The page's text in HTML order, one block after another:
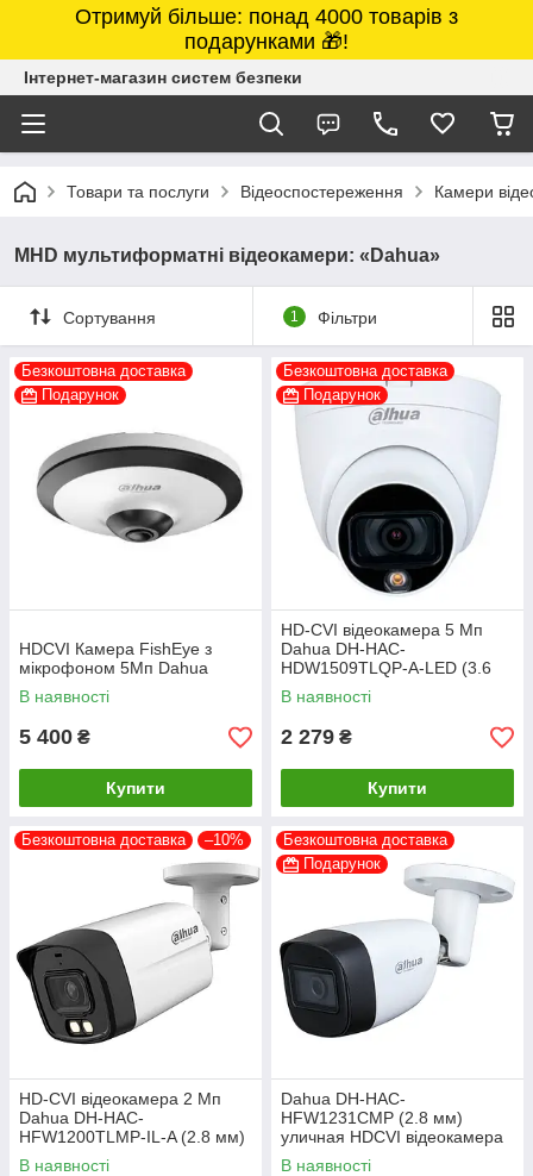
Отримуй більше: понад 4000 товарів з
подарунками 🎁!
Інтернет-магазин систем безпеки
Товари та послуги Відеоспостереження Камери
MHD мультиформатні відеокамери: «Dahua»
Сортування 1 Фільтри
Безкоштовна доставка
Подарунок
HDCVI Камера FishEye з
мікрофоном 5Мп Dahua
В наявності
5 400 ₴
Купити
Безкоштовна доставка
Подарунок
HD-CVI відеокамера 5 Мп
Dahua DH-HAC-
HDW1509TLQP-A-LED (3.6
мм)
В наявності
2 279 ₴
Купити
Безкоштовна доставка –10%
HD-CVI відеокамера 2 Мп
Dahua DH-HAC-
HFW1200TLMP-IL-A (2.8 мм)
В наявності
Безкоштовна доставка
Подарунок
Dahua DH-HAC-
HFW1231CMP (2.8 мм)
уличная HDCVI відеокамера
2 Мп
В наявності